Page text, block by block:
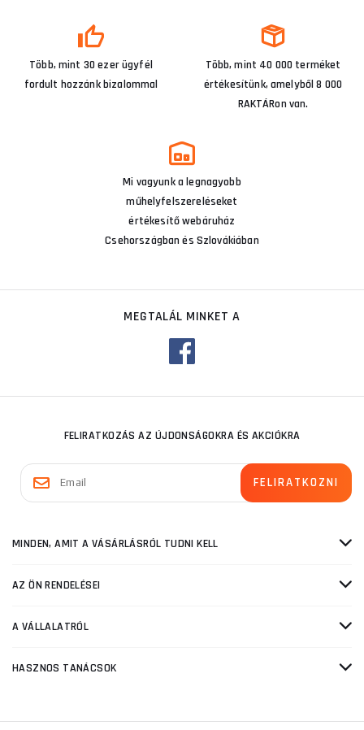
Több, mint 30 ezer ügyfél
fordult hozzánk bizalommal
Több, mint 40 000 terméket
értékesítünk, amelyből 8 000
RAKTÁRon van.
Mi vagyunk a legnagyobb
műhelyfelszereléseket
értékesítő webáruház
Csehországban és Szlovákiában
MEGTALÁL MINKET A
FELIRATKOZÁS AZ ÚJDONSÁGOKRA ÉS AKCIÓKRA
MINDEN, AMIT A VÁSÁRLÁSRÓL TUDNI KELL
AZ ÖN RENDELÉSEI
A VÁLLALATRÓL
HASZNOS TANÁCSOK